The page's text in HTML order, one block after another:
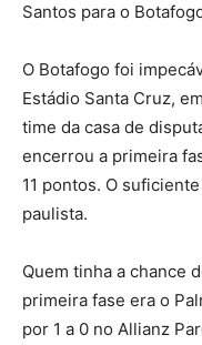
Santos para o
O Botafogo foi
Estádio Santa Cruz,
time da casa de
encerrou a primeira
11 pontos. O
paulista.
Quem tinha a chance
primeira fase era o
por 1 a 0 no Allianz